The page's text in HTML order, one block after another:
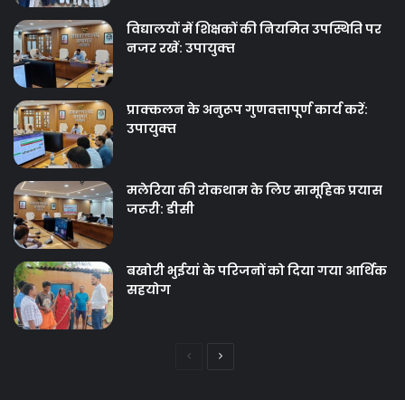
विद्यालयों में शिक्षकों की नियमित उपस्थिति पर
नजर रखें: उपायुक्‍त
प्राक्कलन के अनुरूप गुणवत्तापूर्ण कार्य करें:
उपायुक्‍त
मलेरिया की रोकथाम के लिए सामूहिक प्रयास
जरूरी: डीसी
बखोरी भुईयां के परिजनों को दिया गया आर्थिक
सहयोग
PreviousNext